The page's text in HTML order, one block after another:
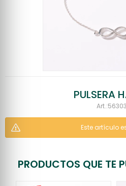
PULSERA
Este artículo
PRODUCTOS QUE TE